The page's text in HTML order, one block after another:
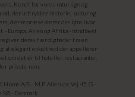
Kendt for vores naturlige og
der udtrykker historie, kultur og
der repræsenterer designs hvor
Europa, Asien og Afrika - håndlavet
deres færdigheder fra en
af elegant enkelthed der appellerer
om det er til hoteller, restauranter,
private rum.
A/S - M.P. Allerups Vej 45 G -
SØ - Denmark